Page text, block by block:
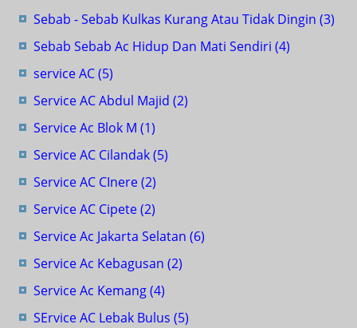
Sebab - Sebab Kulkas Kurang Atau Tidak Dingin (3)
Sebab Sebab Ac Hidup Dan Mati Sendiri (4)
service AC(5)
Service AC Abdul Majid (2)
Service Ac Blok M (1)
Service AC Cilandak(5)
Service AC CInere(2)
Service AC Cipete(2)
Service Ac Jakarta Selatan (6)
Service Ac Kebagusan (2)
Service Ac Kemang(4)
SErvice AC Lebak Bulus (5)